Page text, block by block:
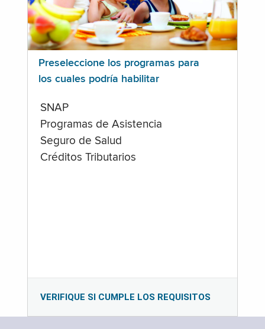
Preseleccione los programas para
los cuales podría habilitar
SNAP
Programas de Asistencia
Seguro de Salud
Créditos Tributarios
VERIFIQUE SI CUMPLE LOS REQUISITOS